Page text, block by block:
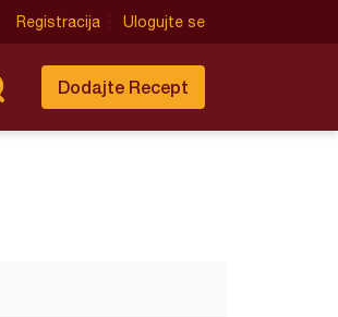
Registracija Ulogujte se
Dodajte Recept